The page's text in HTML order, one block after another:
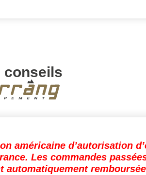
conseils
américaine d’autorisation
Les commandes
automatiquement